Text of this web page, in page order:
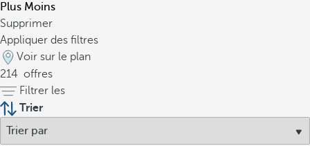
Plus Moins
Supprimer
Appliquer des filtres
Voir sur le plan
214 offres
Filtrer les
Trier